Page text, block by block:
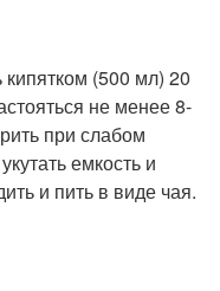
(500 мл) 20
не менее 8-
при слабом
емкость и
и пить в виде чая.